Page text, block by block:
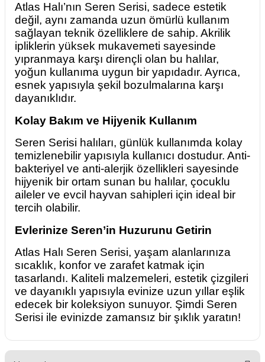
Atlas Halı’nın Seren Serisi, sadece estetik
değil, aynı zamanda uzun ömürlü kullanım
sağlayan teknik özelliklere de sahip. Akrilik
ipliklerin yüksek mukavemeti sayesinde
yıpranmaya karşı dirençli olan bu halılar,
yoğun kullanıma uygun bir yapıdadır. Ayrıca,
esnek yapısıyla şekil bozulmalarına karşı
dayanıklıdır.
Kolay Bakım ve Hijyenik Kullanım
Seren Serisi halıları, günlük kullanımda kolay
temizlenebilir yapısıyla kullanıcı dostudur. Anti-
bakteriyel ve anti-alerjik özellikleri sayesinde
hijyenik bir ortam sunan bu halılar, çocuklu
aileler ve evcil hayvan sahipleri için ideal bir
tercih olabilir.
Evlerinize Seren’in Huzurunu Getirin
Atlas Halı Seren Serisi, yaşam alanlarınıza
sıcaklık, konfor ve zarafet katmak için
tasarlandı. Kaliteli malzemeleri, estetik çizgileri
ve dayanıklı yapısıyla evinize uzun yıllar eşlik
edecek bir koleksiyon sunuyor. Şimdi Seren
Serisi ile evinizde zamansız bir şıklık yaratın!